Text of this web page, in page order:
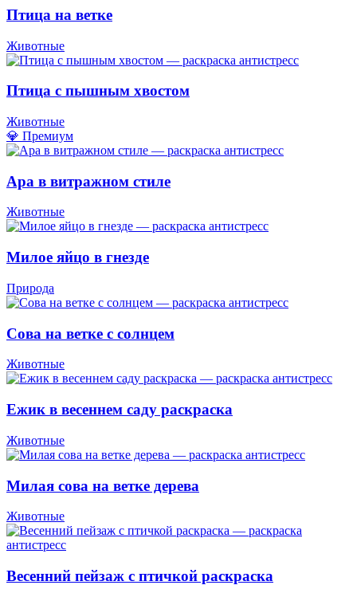
Птица на ветке
Животные
Птица с пышным хвостом
Животные
💎 Премиум
Ара в витражном стиле
Животные
Милое яйцо в гнезде
Природа
Сова на ветке с солнцем
Животные
Ежик в весеннем саду раскраска
Животные
Милая сова на ветке дерева
Животные
Весенний пейзаж с птичкой раскраска